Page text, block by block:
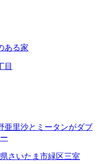
ある家
目
亜里沙とミータンがダブ
さいたま市緑区三室